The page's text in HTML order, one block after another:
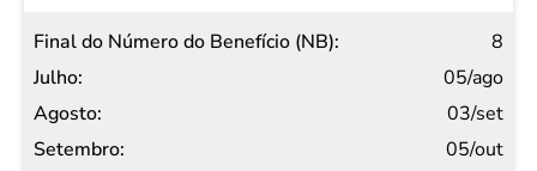
8
05/ago
03/set
05/out